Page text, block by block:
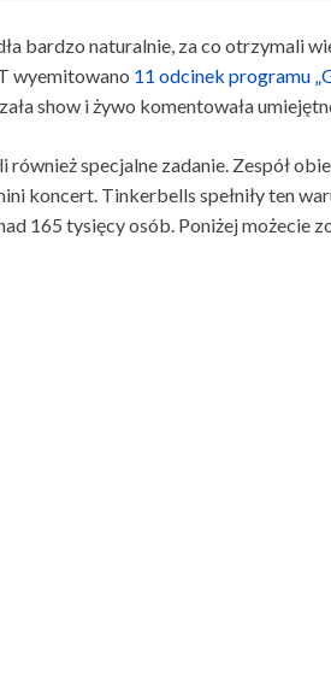
bardzo naturalnie, za co otrzymali
wyemitowano 11 odcinek programu
show i żywo komentowała
również specjalne zadanie. Zespół
koncert. Tinkerbells spełniły ten
165 tysięcy osób. Poniżej możecie